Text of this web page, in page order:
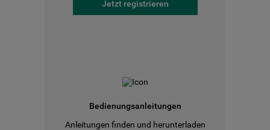
Jetzt registrieren
Bedienungsanleitungen
Anleitungen finden und herunterladen